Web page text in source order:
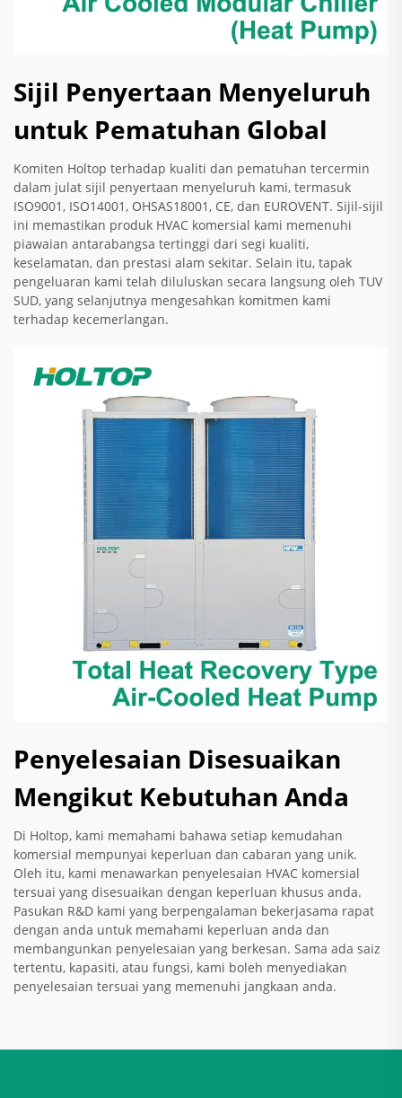
Sijil Penyertaan Menyeluruh
untuk Pematuhan Global
Komiten Holtop terhadap kualiti dan pematuhan tercermin
dalam julat sijil penyertaan menyeluruh kami, termasuk
ISO9001, ISO14001, OHSAS18001, CE, dan EUROVENT. Sijil-sijil
ini memastikan produk HVAC komersial kami memenuhi
piawaian antarabangsa tertinggi dari segi kualiti,
keselamatan, dan prestasi alam sekitar. Selain itu, tapak
pengeluaran kami telah diluluskan secara langsung oleh TUV
SUD, yang selanjutnya mengesahkan komitmen kami
terhadap kecemerlangan.
Penyelesaian Disesuaikan
Mengikut Kebutuhan Anda
Di Holtop, kami memahami bahawa setiap kemudahan
komersial mempunyai keperluan dan cabaran yang unik.
Oleh itu, kami menawarkan penyelesaian HVAC komersial
tersuai yang disesuaikan dengan keperluan khusus anda.
Pasukan R&D kami yang berpengalaman bekerjasama rapat
dengan anda untuk memahami keperluan anda dan
membangunkan penyelesaian yang berkesan. Sama ada saiz
tertentu, kapasiti, atau fungsi, kami boleh menyediakan
penyelesaian tersuai yang memenuhi jangkaan anda.